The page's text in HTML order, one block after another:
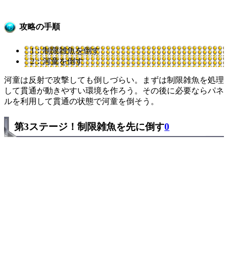
攻略の手順
1：制限雑魚を倒す
2：河童を倒す
河童は反射で攻撃しても倒しづらい。まずは制限雑魚を処理
して貫通が動きやすい環境を作ろう。その後に必要ならパネ
ルを利用して貫通の状態で河童を倒そう。
第3ステージ！制限雑魚を先に倒す0